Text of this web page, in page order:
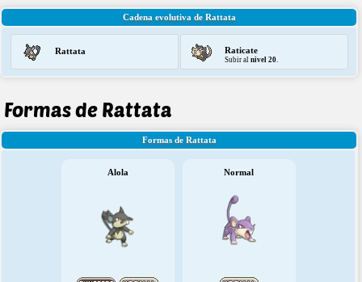
Cadena evolutiva de Rattata
Rattata Raticate
Subir al nivel 20.
Formas de Rattata
Formas de Rattata
Alola Normal